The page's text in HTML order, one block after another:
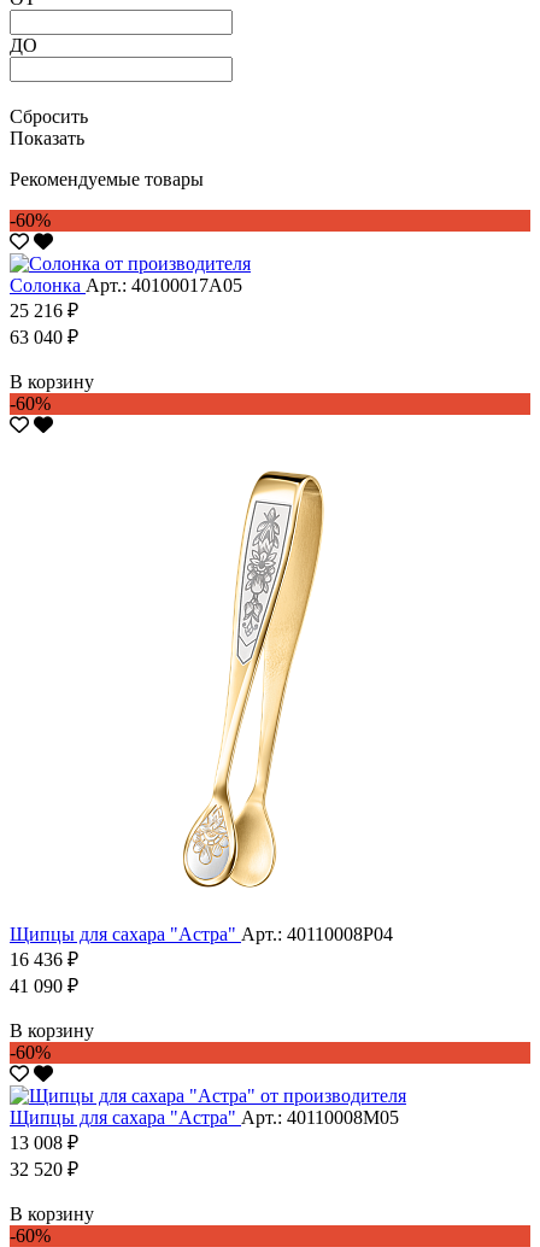
ДО
Сбросить
Показать
Рекомендуемые товары
-60%
Солонка Арт.: 40100017А05
25 216 ₽
63 040 ₽
В корзину
-60%
Щипцы для сахара "Астра" Арт.: 40110008Р04
16 436 ₽
41 090 ₽
В корзину
-60%
Щипцы для сахара "Астра" Арт.: 40110008М05
13 008 ₽
32 520 ₽
В корзину
-60%